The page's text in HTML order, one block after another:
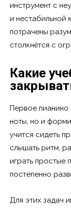
инструмент с
и нестабильной
потрачены
столкнётся с
Какие
Первое пианино
ноты, но и
учится сидеть
слышать ритм,
играть простые
постепенно
Для этих задач